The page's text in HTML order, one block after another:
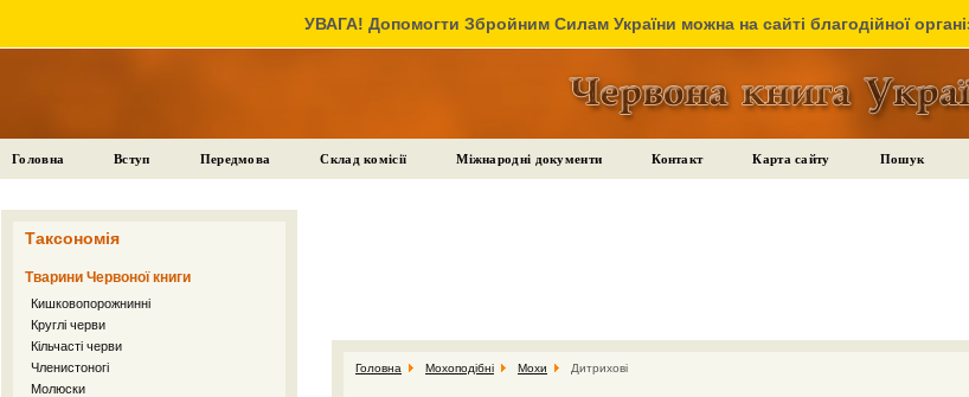
УВАГА! Допомогти Збройним Силам України можна на сайті благодійної
Головна Вступ Передмова Склад комісії Міжнародні документи Контакт Карта сайту Пошук
Таксономія
Тварини Червоної книги
Кишковопорожнинні
Круглі черви
Кільчасті черви
Членистоногі
Молюски
Головна Мохоподібні Мохи Дитрихові